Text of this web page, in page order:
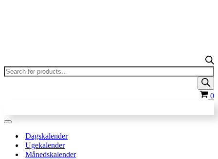
Products
search
0
Navigation
Dagskalender
Ugekalender
Månedskalender